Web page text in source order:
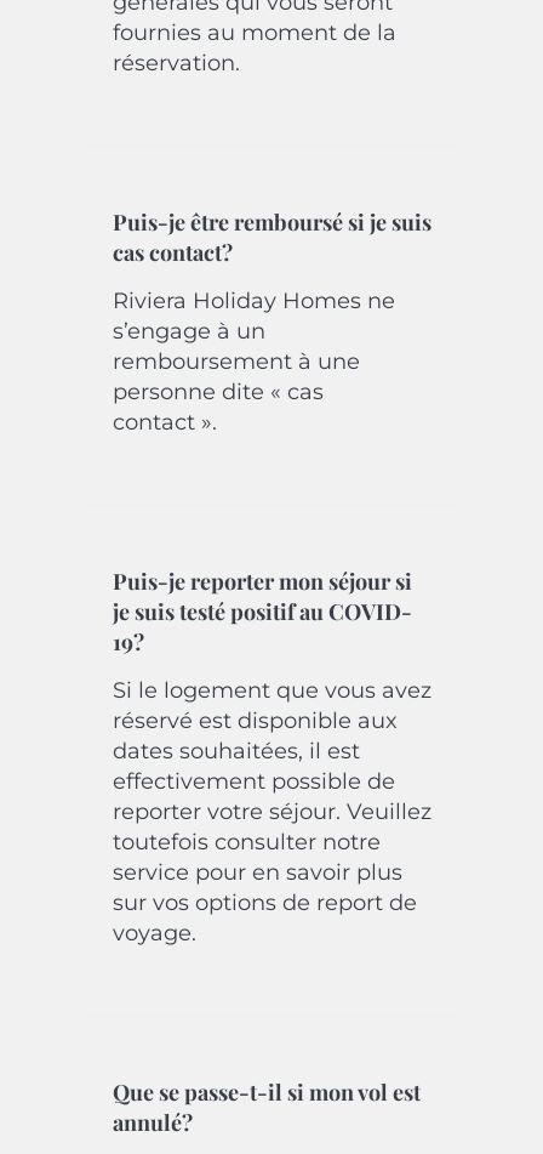
fournies au moment de la
réservation.
Puis-je être remboursé si je suis
cas contact?
Riviera Holiday Homes ne
s’engage à un
remboursement à une
personne dite « cas
contact ».
Puis-je reporter mon séjour si
je suis testé positif au COVID-
19?
Si le logement que vous avez
réservé est disponible aux
dates souhaitées, il est
effectivement possible de
reporter votre séjour. Veuillez
toutefois consulter notre
service pour en savoir plus
sur vos options de report de
voyage.
Que se passe-t-il si mon vol est
annulé?